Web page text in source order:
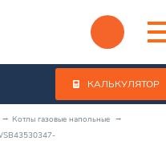
КАЛЬКУЛЯТОР
Котлы газовые напольные